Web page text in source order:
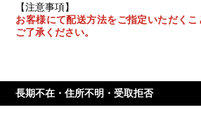
【注意事項】
お客様にて配送方法をご指定いただく
ご了承ください。
長期不在・住所不明・受取拒否